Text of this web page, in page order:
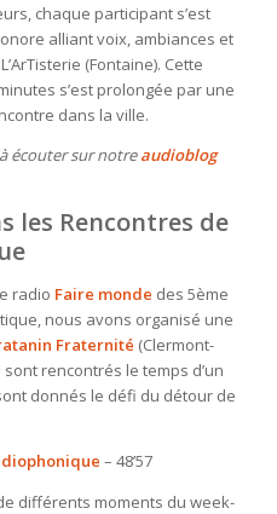
chaque participant s’est
alliant voix, ambiances et
(Fontaine). Cette
s’est prolongée par une
dans la ville.
écouter sur notreaudioblog
les Rencontres de
radio Faire monde des 5ème
nous avons organisé une
Fraternité (Clermont-
rencontrés le temps d’un
donnés le défi du détour de
– 48’57
différents moments du week-